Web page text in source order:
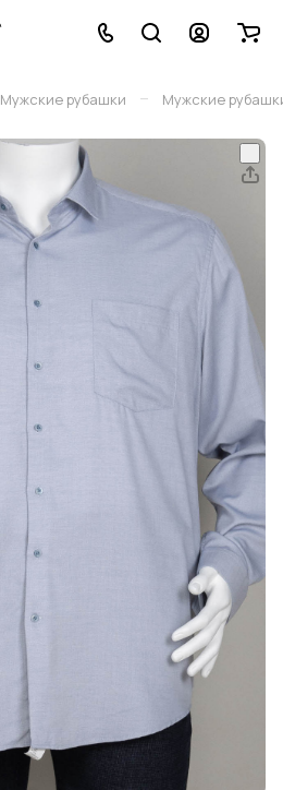
Мужские рубашки – Мужские